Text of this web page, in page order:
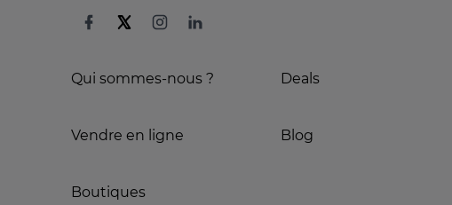
Qui sommes-nous ?
Vendre en ligne
Boutiques
Deals
Blog